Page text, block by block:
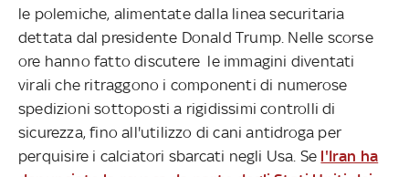
le polemiche, alimentate dalla linea securitaria
dettata dal presidente Donald Trump. Nelle scorse
ore hanno fatto discutere le immagini diventati
virali che ritraggono i componenti di numerose
spedizioni sottoposti a rigidissimi controlli di
sicurezza, fino all'utilizzo di cani antidroga per
perquisire i calciatori sbarcati negli Usa. Se l'Iran ha